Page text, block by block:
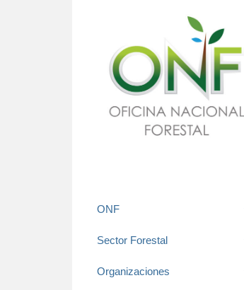
ONF
Sector Forestal
Organizaciones